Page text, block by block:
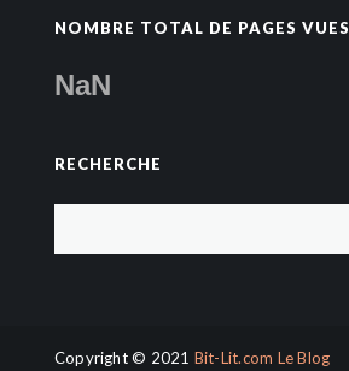
NOMBRE TOTAL DE PAGES VUES
NaN
RECHERCHE
Copyright © 2021 Bit-Lit.com Le Blog